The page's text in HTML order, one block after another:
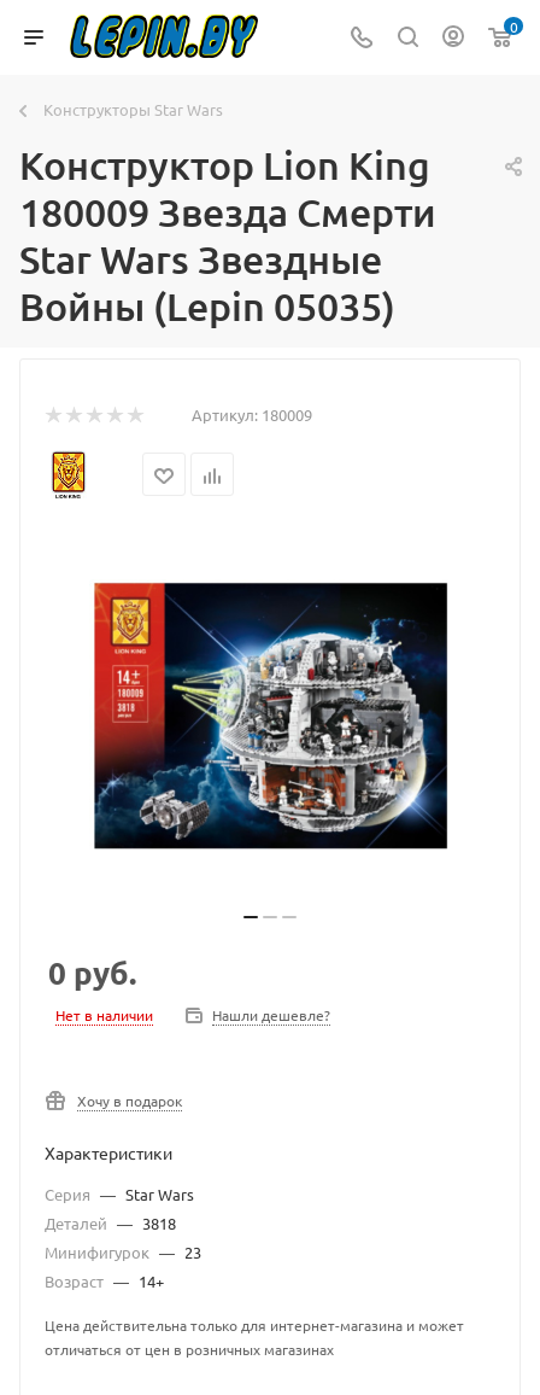
0
Конструкторы Star Wars
Конструктор Lion King
180009 Звезда Смерти
Star Wars Звездные
Войны (Lepin 05035)
Артикул: 180009
0 руб.
Нет в наличии Нашли дешевле?
Хочу в подарок
Характеристики
Серия — Star Wars
Деталей — 3818
Минифигурок — 23
Возраст — 14+
Цена действительна только для интернет-магазина и может
отличаться от цен в розничных магазинах